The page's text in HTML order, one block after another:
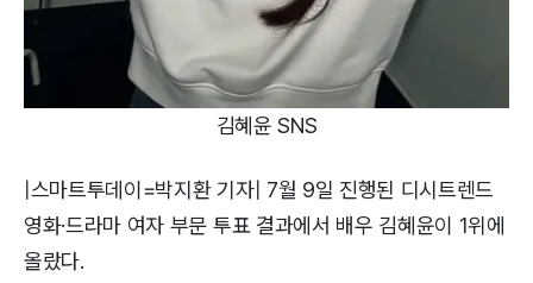
김혜윤 SNS
|스마트투데이=박지환 기자| 7월 9일 진행된 디시트렌드
영화·드라마 여자 부문 투표 결과에서 배우 김혜윤이 1위에
올랐다.